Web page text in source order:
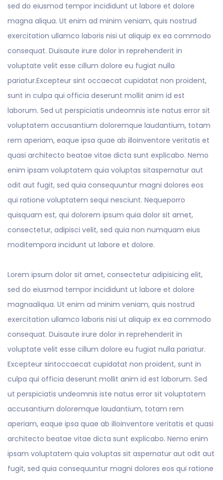
sed do eiusmod tempor incididunt ut labore et dolore
magna aliqua. Ut enim ad minim veniam, quis nostrud
exercitation ullamco laboris nisi ut aliquip ex ea commodo
consequat. Duisaute irure dolor in reprehenderit in
voluptate velit esse cillum dolore eu fugiat nulla
pariatur.Excepteur sint occaecat cupidatat non proident,
sunt in culpa qui officia deserunt mollit anim id est
laborum. Sed ut perspiciatis undeomnis iste natus error sit
voluptatem accusantium doloremque laudantium, totam
rem aperiam, eaque ipsa quae ab illoinventore veritatis et
quasi architecto beatae vitae dicta sunt explicabo. Nemo
enim ipsam voluptatem quia voluptas sitaspernatur aut
odit aut fugit, sed quia consequuntur magni dolores eos
qui ratione voluptatem sequi nesciunt. Nequeporro
quisquam est, qui dolorem ipsum quia dolor sit amet,
consectetur, adipisci velit, sed quia non numquam eius
moditempora incidunt ut labore et dolore.
Lorem ipsum dolor sit amet, consectetur adipisicing elit,
sed do eiusmod tempor incididunt ut labore et dolore
magnaaliqua. Ut enim ad minim veniam, quis nostrud
exercitation ullamco laboris nisi ut aliquip ex ea commodo
consequat. Duisaute irure dolor in reprehenderit in
voluptate velit esse cillum dolore eu fugiat nulla pariatur.
Excepteur sintoccaecat cupidatat non proident, sunt in
culpa qui officia deserunt mollit anim id est laborum. Sed
ut perspiciatis undeomnis iste natus error sit voluptatem
accusantium doloremque laudantium, totam rem
aperiam, eaque ipsa quae ab illoinventore veritatis et quasi
architecto beatae vitae dicta sunt explicabo. Nemo enim
ipsam voluptatem quia voluptas sit aspernatur aut odit aut
fugit, sed quia consequuntur magni dolores eos qui ratione